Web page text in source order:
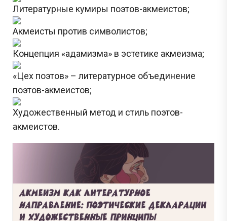
Литературные кумиры поэтов-акмеистов;
Акмеисты против символистов;
Концепция «адамизма» в эстетике акмеизма;
«Цех поэтов» – литературное объединение
поэтов-акмеистов;
Художественный метод и стиль поэтов-
акмеистов.